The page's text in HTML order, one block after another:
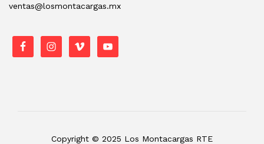
ventas@losmontacargas.mx
Copyright © 2025 Los Montacargas RTE